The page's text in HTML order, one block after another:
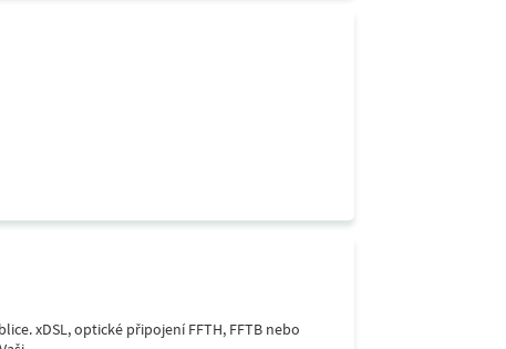
xDSL, optické připojení FFTH, FFTB nebo